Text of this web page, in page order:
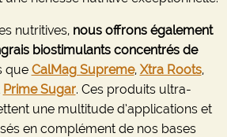
nutritives, nous offrons également
biostimulants concentrés de
que CalMag Supreme, Xtra Roots,
Prime Sugar. Ces produits ultra-
une multitude d’applications et
en complément de nos bases